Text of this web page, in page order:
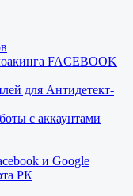
FACEBOOK
для Антидетект-
с аккаунтами
и Google
РК